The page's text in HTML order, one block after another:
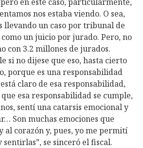
nos estaba viendo. O sea,
llevando un caso por tribunal de
un juicio por jurado. Pero, no
con 3.2 millones de jurados.
si no dijese que eso, hasta cierto
porque es una responsabilidad
claro de esa responsabilidad,
esa responsabilidad se cumple,
sentí una catarsis emocional y
Son muchas emociones que
al corazón y, pues, yo me permití
sentirlas”, se sinceró el fiscal.